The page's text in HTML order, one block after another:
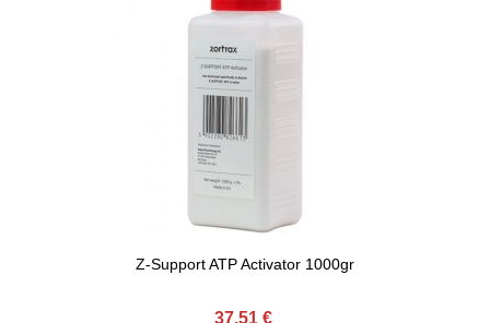
Z-Support ATP Activator 1000gr
37,51 €